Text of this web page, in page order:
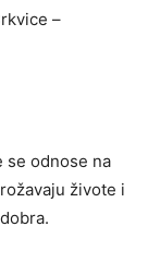
–
se odnose na
živote i